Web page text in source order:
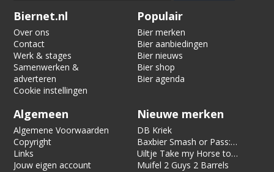
Verification code:
Biernet.nl
Over ons
Contact
Werk & stages
Samenwerken &
adverteren
Cookie instellingen
Populair
Bier merken
Bier aanbiedingen
Bier nieuws
Bier shop
Bier agenda
Algemeen
Algemene Voorwaarden
Copyright
Links
Jouw eigen account
Nieuwe merken
DB Kriek
Baxbier Smash or Pass:
Strata
Uiltje Take my Horse to
the Hotel Room
Muifel 2 Guys 2 Barrels